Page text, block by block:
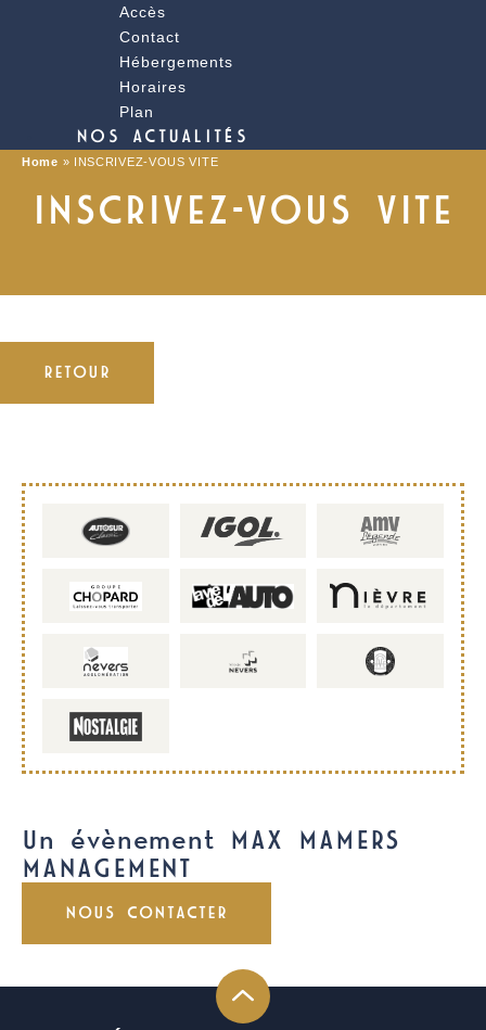
Accès
Contact
Hébergements
Horaires
Plan
NOS ACTUALITÉS
Home » INSCRIVEZ-VOUS VITE
INSCRIVEZ-VOUS VITE
RETOUR
Un évènement MAX MAMERS
MANAGEMENT
NOUS CONTACTER